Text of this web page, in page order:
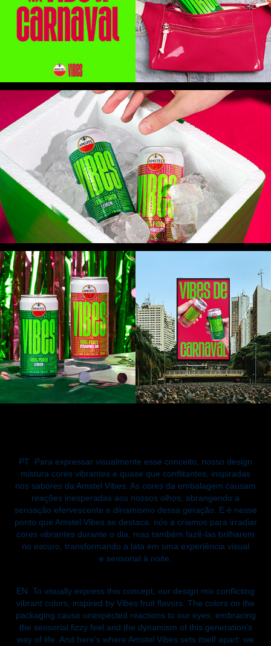
PT Para expressar visualmente esse conceito, nosso design
mistura cores vibrantes e quase que conflitantes, inspiradas
nos sabores da Amstel Vibes. As cores da embalagem causam
reações inesperadas aos nossos olhos, abrangendo a
sensação efervescente e dinamismo dessa geração. E é nesse
ponto que Amstel Vibes se destaca: nós a criamos para irradiar
cores vibrantes durante o dia, mas também fazê-las brilharem
no escuro, transformando a lata em uma experiência visual
e sensorial à noite.
EN To visually express this concept, our design mix conflicting
vibrant colors, inspired by Vibes fruit flavors. The colors on the
packaging cause unexpected reactions to our eyes, embracing
the sensorial fizzy feel and the dynamism of this generation's
way of life. And here's where Amstel Vibes sets itself apart: we